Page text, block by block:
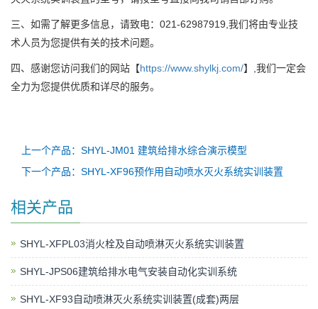
三、如需了解更多信息，请致电：021-62987919,我们将由专业技
术人员为您提供有关的技术问题。
四、感谢您访问我们的网站【https://www.shylkj.com/】,我们一定会
全力为您提供优质和详尽的服务。
上一个产品：SHYL-JM01 建筑给排水综合演示模型
下一个产品：SHYL-XF96预作用自动喷水灭火系统实训装置
相关产品
SHYL-XFPL03消火栓及自动喷淋灭火系统实训装置
SHYL-JPS06建筑给排水电气安装自动化实训系统
SHYL-XF93自动喷淋灭火系统实训装置(成套)两层